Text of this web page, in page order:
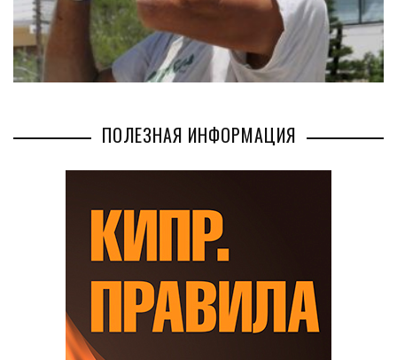
ПОЛЕЗНАЯ ИНФОРМАЦИЯ